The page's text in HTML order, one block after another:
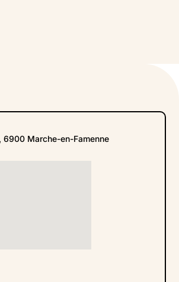
6900 Marche-en-Famenne